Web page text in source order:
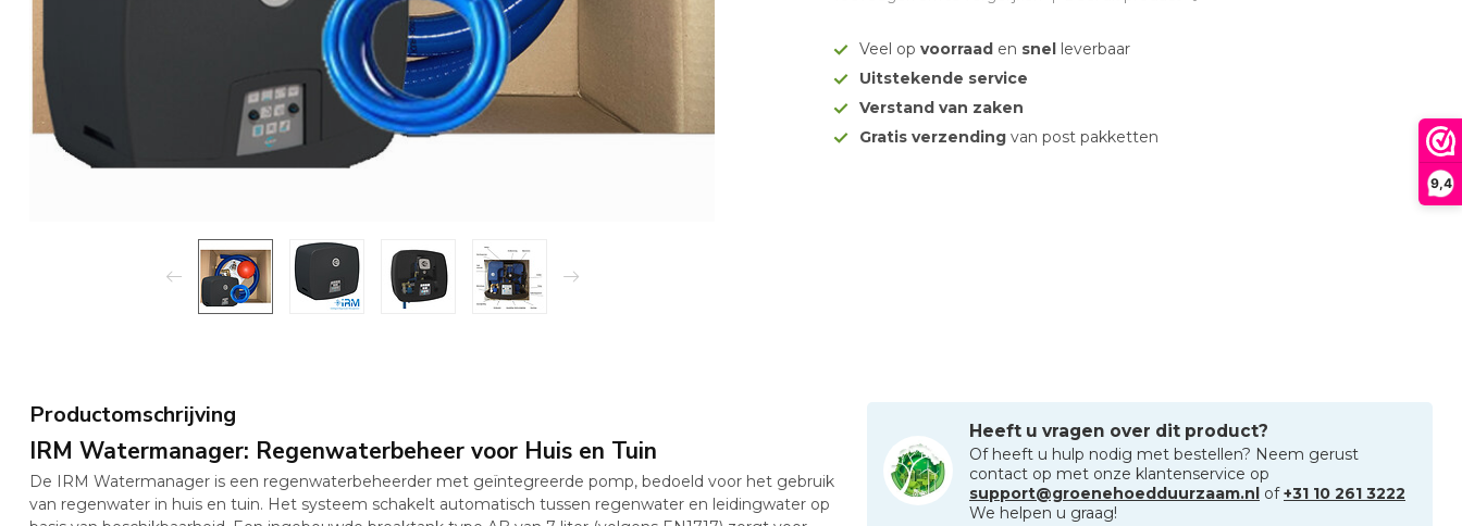
9,4
Veel op voorraad en snel leverbaar
Uitstekende service
Verstand van zaken
Gratis verzendingvan post pakketten
Productomschrijving
IRM Watermanager: Regenwaterbeheer voor Huis en Tuin
De IRM Watermanager is een regenwaterbeheerder met geïntegreerde pomp, bedoeld voor het gebruik
van regenwater in huis en tuin. Het systeem schakelt automatisch tussen regenwater en leidingwater op
Heeft u vragen over dit product?
Of heeft u hulp nodig met bestellen? Neem gerust
contact op met onze klantenservice op
support@groenehoedduurzaam.nl of+31 10 261 3222
We helpen u graag!